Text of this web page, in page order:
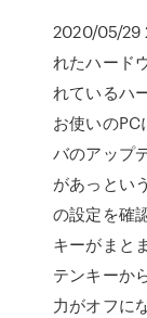
2020/05/29
れたハード
れているハ
お使いのPC
バのアップ
があっとい
の設定を確
キーがまと
テンキーか
力がオフに